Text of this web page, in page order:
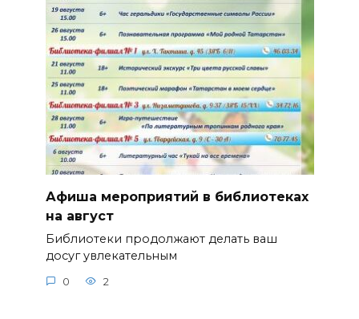
Афиша мероприятий в библиотеках
на август
Библиотеки продолжают делать ваш
досуг увлекательным
0 2